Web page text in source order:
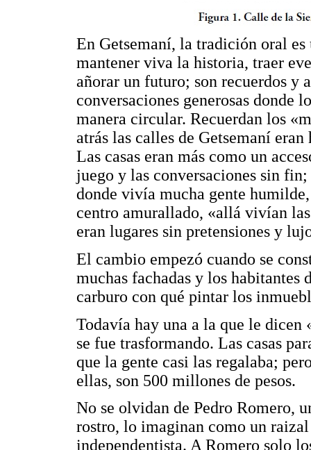
En Getsemaní, la tradición oral
mantener viva la historia, traer
añorar un futuro; son recuerdos y
conversaciones generosas donde
manera circular. Recuerdan los
atrás las calles de Getsemaní
Las casas eran más como un
juego y las conversaciones sin
donde vivía mucha gente
centro amurallado, «allá vivían
eran lugares sin pretensiones y
El cambio empezó cuando se
muchas fachadas y los habitantes
carburo con qué pintar los
Todavía hay una a la que le
se fue trasformando. Las casas
que la gente casi las regalaba;
ellas, son 500 millones de pesos.
No se olvidan de Pedro Romero,
rostro, lo imaginan como un
independentista. A Romero solo